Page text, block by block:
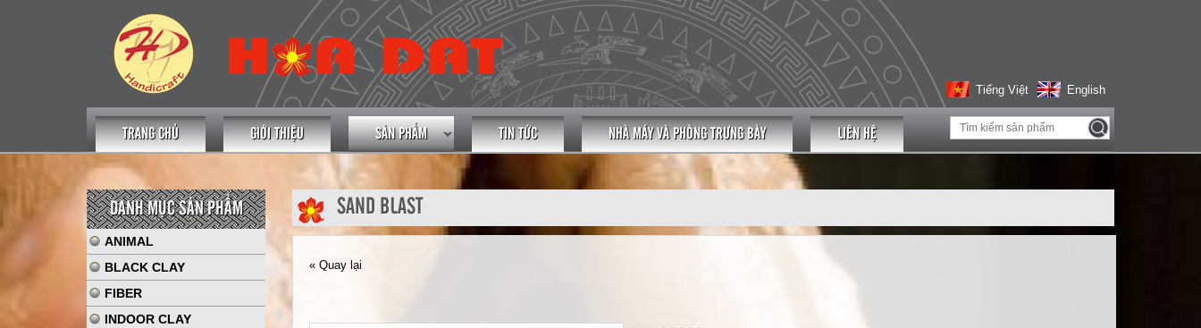
Tiếng Việt English
TRANG CHỦ GIỚI THIỆU SẢN PHẨM TIN TỨC NHÀ MÁY VÀ PHÒNG TRƯNG BÀY LIÊN HỆ
DANH MỤC SẢN PHẨM
ANIMAL
BLACK CLAY
FIBER
INDOOR CLAY
SAND BLAST
« Quay lại